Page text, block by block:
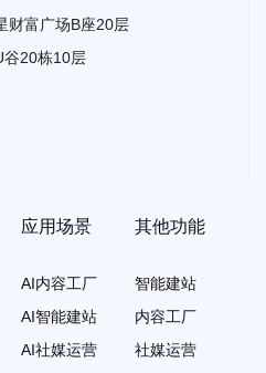
财富广场B座20层
谷20栋10层
应用场景
AI内容工厂
AI智能建站
AI社媒运营
其他功能
智能建站
内容工厂
社媒运营